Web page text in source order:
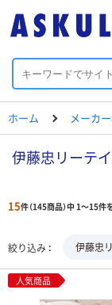
ホーム メーカ
伊藤忠リーテ
15件（145商品）中 1～15件
絞り込み 伊藤忠
人気商品